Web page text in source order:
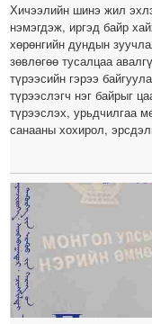
Хичээлийн шинэ жил
нэмэгдэж, иргэд байр
хөрөнгийн дундын
зөвлөгөө тусалцаа
түрээсийн гэрээ
түрээслэгч нэг байрыг
түрээслэх, урьдчилгаа
санааны хохирол,